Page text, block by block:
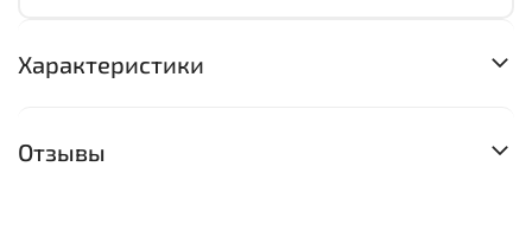
Характеристики
Отзывы